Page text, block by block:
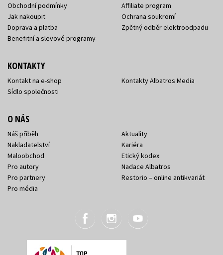
Obchodní podmínky
Jak nakoupit
Doprava a platba
Benefitní a slevové programy
Affiliate program
Ochrana soukromí
Zpětný odběr elektroodpadu
KONTAKTY
Kontakt na e-shop
Sídlo společnosti
Kontakty Albatros Media
O NÁS
Náš příběh
Nakladatelství
Maloobchod
Pro autory
Pro partnery
Pro média
Aktuality
Kariéra
Etický kodex
Nadace Albatros
Restorio – online antikvariát